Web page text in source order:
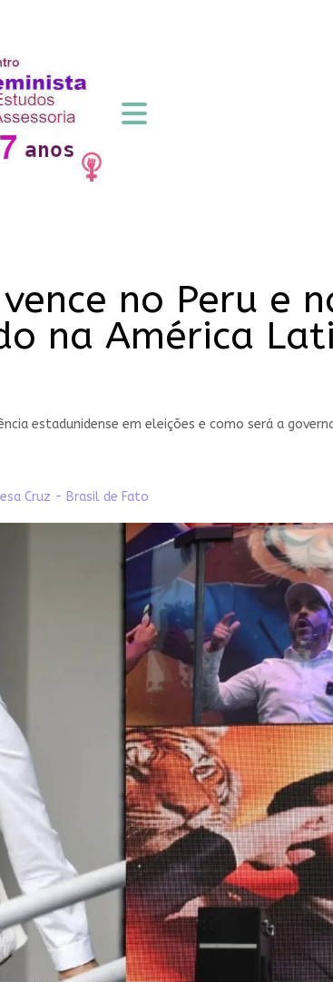
no Peru e
na América
estadunidense em eleições e como será a
Cruz - Brasil de Fato